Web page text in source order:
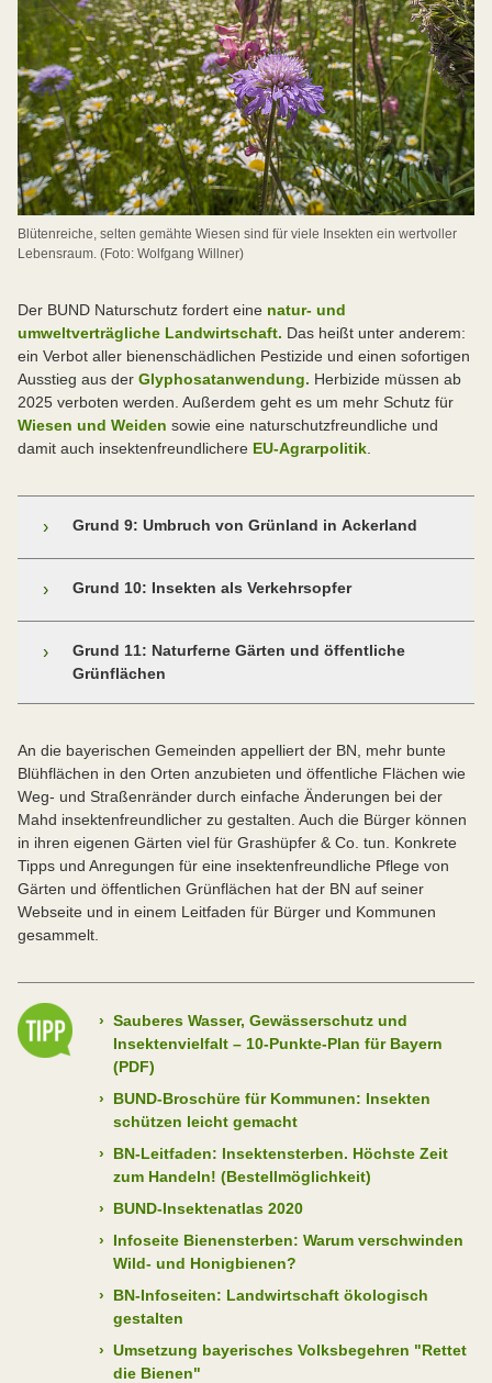
der Arten in höher gelegene oder nördliche Regionen
führt zu Verinselung der Populationen.
Desynchronisation: Nahrungsmangel durch zu frühen
Schlupf, wenn Wirtspflanzen noch nicht vorhanden
sind, oder Nahrungsmangel durch zu geringes
Nektarangebot. Tod durch Kälteeinbruch, Ausbildung
zusätzlicher Generationen bei Faltern, welche keine
oder nur noch wenig Nahrung vorfinden.
Veränderungen in den Nahrungsketten: Ausbreitung
oder Zuzug neuer/anderer Arten kann in bestimmten
Räuber-Beute-Verhältnissen mit negativen Folgen für
ursprüngliche Arten führen.
Zunahme von Erkrankungen: Die Bedingungen für
Parasiten, Schädlinge, Bakterien und Pilzkrankheiten
werden durch milde Winter und höhere Niederschläge
im Sommer gefördert.
Blütenreiche, selten gemähte Wiesen sind für viele Insekten ein wertvoller
Lebensraum. (Foto: Wolfgang Willner)
Der BUND Naturschutz fordert eine natur- und
umweltverträgliche Landwirtschaft. Das heißt unter anderem:
ein Verbot aller bienenschädlichen Pestizide und einen sofortigen
Ausstieg aus der Glyphosatanwendung. Herbizide müssen ab
2025 verboten werden. Außerdem geht es um mehr Schutz für
Wiesen und Weiden sowie eine naturschutzfreundliche und
damit auch insektenfreundlichere EU-Agrarpolitik
› Grund 9: Umbruch von Grünland in Ackerland
Neben der Intensivierung der Grünlandnutzung hat vor
Insektenfauna. So ging in Bayern die
Dauergrünlandfläche seit den 1970er-Jahren um mehr
als ein Drittel, von 1,5 auf etwa nur noch eine Million
Umbruch durch Regelungen eingeschränkt. Dank des
erfolgreichen Volksbegehrens „Rettet die Bienen“ ist
der Grünlandschutz in Bayern jetzt im
Naturschutzgesetz verankert.
› Grund 10: Insekten als Verkehrsopfer
Ein weiteres Puzzlestück auf der Suche nach einer
Antwort für den dramatischen Rückgang der
getötet werden.
›
Grund 11: Naturferne Gärten und öffentliche
Grünflächen
natürliche Aufenthaltsbereiche (Habitate) für Falter,
Wildbienen oder Schwebfliegen gibt, sind naturnahe
und blütenreiche Gärten und Parkanlagen in
Ortschaften wichtige Rückzugsgebiete für Insekten.
Dazu müssen die Besitzer bereit sein, auch „wilde
Ecken“ und natürliche Entwicklungen in ihrem grünen
Reich zu tolerieren. Leider häufen sich in unseren
Siedlungen zunehmend sogenannte Designergärten
mit getrimmtem Golfplatzrasen, Mauern aus
blühender Hecken und Stauden. Ein Trend mit
im Siedlungsraum.
An die bayerischen Gemeinden appelliert der BN, mehr bunte
Blühflächen in den Orten anzubieten und öffentliche Flächen wie
Weg- und Straßenränder durch einfache Änderungen bei der
Mahd insektenfreundlicher zu gestalten. Auch die Bürger können
in ihren eigenen Gärten viel für Grashüpfer & Co. tun. Konkrete
Tipps und Anregungen für eine insektenfreundliche Pflege von
Gärten und öffentlichen Grünflächen hat der BN auf seiner
Webseite und in einem Leitfaden für Bürger und Kommunen
gesammelt.
› Sauberes Wasser, Gewässerschutz und
Insektenvielfalt – 10-Punkte-Plan für Bayern
(PDF)
›
BUND-Broschüre für Kommunen: Insekten
schützen leicht gemacht
›
BN-Leitfaden: Insektensterben. Höchste Zeit
zum Handeln! (Bestellmöglichkeit)
›
BUND-Insektenatlas 2020
›
Infoseite Bienensterben: Warum verschwinden
Wild- und Honigbienen?
›
BN-Infoseiten: Landwirtschaft ökologisch
gestalten
› Umsetzung bayerisches Volksbegehren "Rettet
die Bienen"